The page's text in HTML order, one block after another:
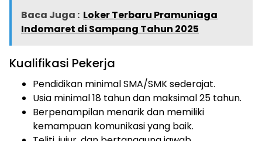
Baca Juga : Loker Terbaru Pramuniaga
Indomaret di Sampang Tahun 2025
Kualifikasi Pekerja
Pendidikan minimal SMA/SMK sederajat.
Usia minimal 18 tahun dan maksimal 25 tahun.
Berpenampilan menarik dan memiliki
kemampuan komunikasi yang baik.